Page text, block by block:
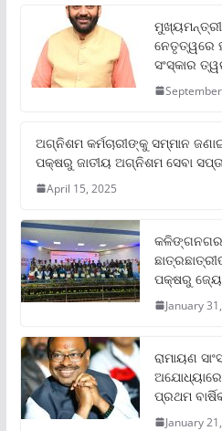
ମୁଖ୍ୟମନ୍ତ୍ରୀ
ନେତୃତ୍ୱରେ
ସଂସ୍କାର
ଅଗ୍ନିଶମ କର୍ମଚାରୀଙ୍କୁ ସମ୍ମାନ
ପକ୍ଷରୁ ଜାତୀୟ ଅଗ୍ନିଶମ ସେବା
April 15, 2025
କଳିଙ୍ଗନଗର
ପକ୍ଷରୁ
January
ରାମାୟଣ
ପ୍ରଥମ
January